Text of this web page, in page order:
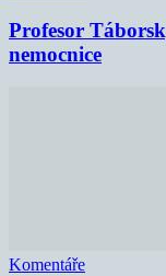
Profesor
nemocnice
Komentáře